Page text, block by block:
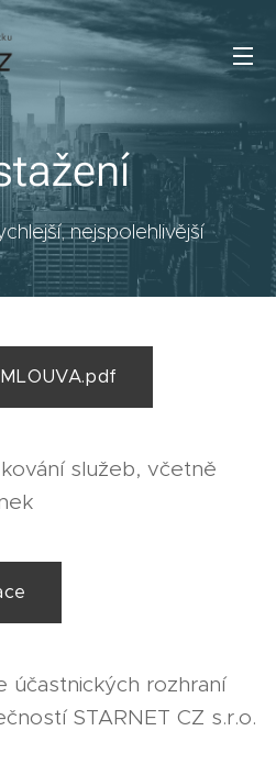
nejspolehlivější
služeb, včetně
účastnických rozhraní
STARNET CZ s.r.o.